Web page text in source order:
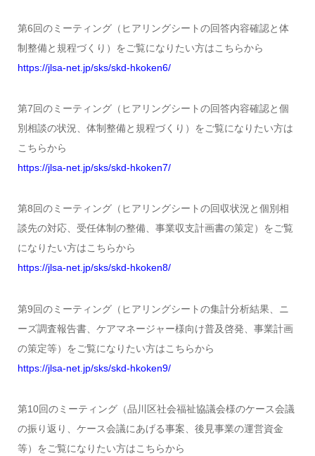
第6回のミーティング（ヒアリングシートの回答内容確認と体
制整備と規程づくり）をご覧になりたい方はこちらから
https://jlsa-net.jp/sks/skd-hkoken6/
第7回のミーティング（ヒアリングシートの回答内容確認と個
別相談の状況、体制整備と規程づくり）をご覧になりたい方は
こちらから
https://jlsa-net.jp/sks/skd-hkoken7/
第8回のミーティング（ヒアリングシートの回収状況と個別相
談先の対応、受任体制の整備、事業収支計画書の策定）をご覧
になりたい方はこちらから
https://jlsa-net.jp/sks/skd-hkoken8/
第9回のミーティング（ヒアリングシートの集計分析結果、ニ
ーズ調査報告書、ケアマネージャー様向け普及啓発、事業計画
の策定等）をご覧になりたい方はこちらから
https://jlsa-net.jp/sks/skd-hkoken9/
第10回のミーティング（品川区社会福祉協議会様のケース会議
の振り返り、ケース会議にあげる事案、後見事業の運営資金
等）をご覧になりたい方はこちらから